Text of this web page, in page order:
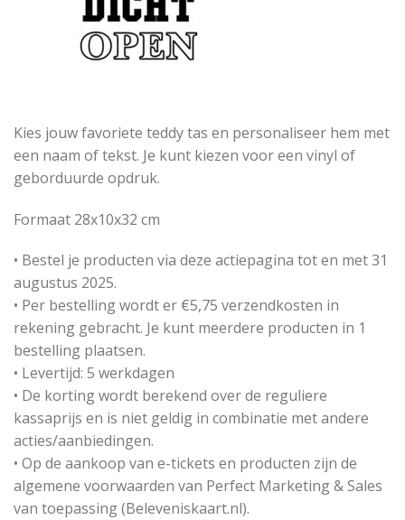
Kies jouw favoriete teddy tas en personaliseer hem met
een naam of tekst. Je kunt kiezen voor een vinyl of
geborduurde opdruk.
Formaat 28x10x32 cm
• Bestel je producten via deze actiepagina tot en met 31
augustus 2025.
• Per bestelling wordt er €5,75 verzendkosten in
rekening gebracht. Je kunt meerdere producten in 1
bestelling plaatsen.
• Levertijd: 5 werkdagen
• De korting wordt berekend over de reguliere
kassaprijs en is niet geldig in combinatie met andere
acties/aanbiedingen.
• Op de aankoop van e-tickets en producten zijn de
algemene voorwaarden van Perfect Marketing & Sales
van toepassing (Beleveniskaart.nl).